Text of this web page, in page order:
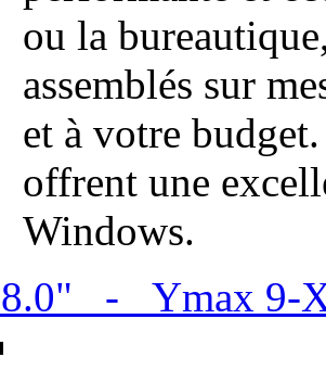
ou la
assemblés sur
et à votre
offrent une
Windows.
- Ymax 9-